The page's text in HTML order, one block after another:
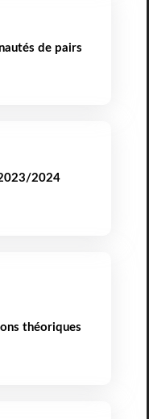
de pairs
2024
théoriques